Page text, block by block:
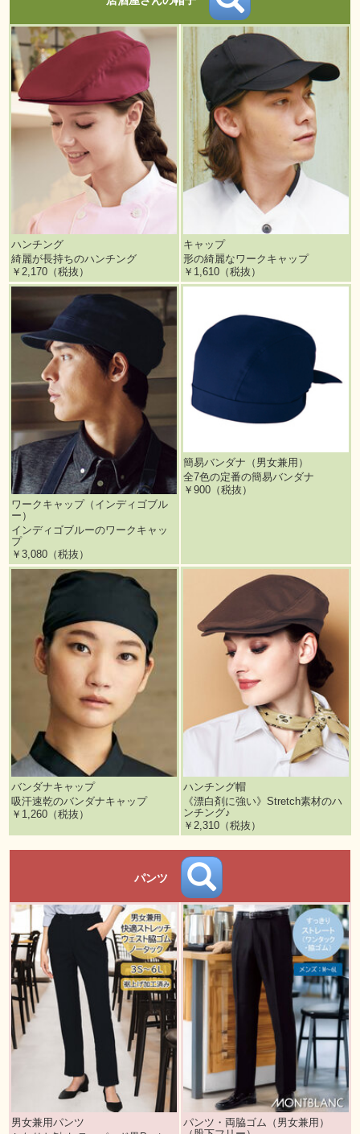
ハンチング
綺麗が長持ちのハンチング
￥2,170（税抜）
キャップ
形の綺麗なワークキャップ
￥1,610（税抜）
ワークキャップ（インディゴブル
ー）
インディゴブルーのワークキャッ
プ
￥3,080（税抜）
簡易バンダナ（男女兼用）
全7色の定番の簡易バンダナ
￥900（税抜）
バンダナキャップ
吸汗速乾のバンダナキャップ
￥1,260（税抜）
ハンチング帽
《漂白剤に強い》Stretch素材のハ
ンチング♪
￥2,310（税抜）
パンツ
男女兼用パンツ
パンツ・両脇ゴム（男女兼用）